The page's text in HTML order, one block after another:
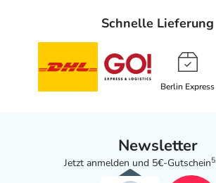
Schnelle Lieferung
Berlin Express
Newsletter
Jetzt anmelden und 5€-Gutschein5